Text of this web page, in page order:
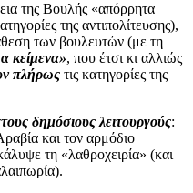
της Βουλής «απόρρητα
της αντιπολίτευσης),
των βουλευτών (με τη
κείμενα», που έτσι κι αλλιώς
πλήρως τις κατηγορίες της
δημόσιους λειτουργούς:
και τον αρμόδιο
τη «λαθροχειρία» (και